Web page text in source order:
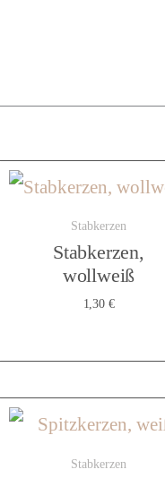
Stabkerzen
Stabkerzen,
wollweiß
1,30 €
Stabkerzen